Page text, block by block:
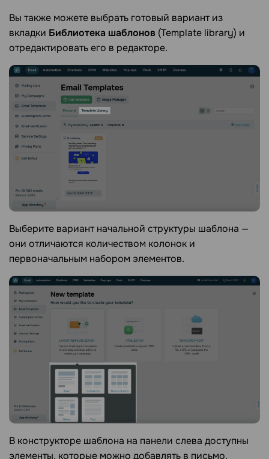
Вы также можете выбрать готовый вариант из
вкладки Библиотека шаблонов (Template library) и
отредактировать его в редакторе.
Выберите вариант начальной структуры шаблона —
они отличаются количеством колонок и
первоначальным набором элементов.
В конструкторе шаблона на панели слева доступны
элементы, которые можно добавлять в письмо.